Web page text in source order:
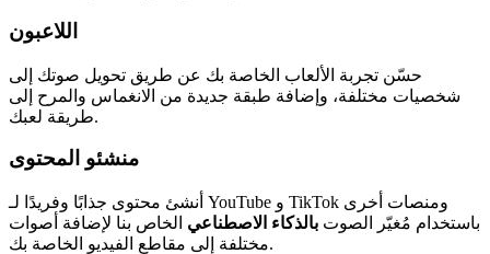
اللاعبون
حسّن تجربة الألعاب الخاصة بك عن طريق تحويل صوتك إلى
شخصيات مختلفة، وإضافة طبقة جديدة من الانغماس والمرح إلى
طريقة لعبك.
منشئو المحتوى
أنشئ محتوى جذابًا وفريدًا لـ YouTube و TikTok ومنصات أخرى
باستخدام مُغيّر الصوت بالذكاء الاصطناعي الخاص بنا لإضافة أصوات
مختلفة إلى مقاطع الفيديو الخاصة بك.